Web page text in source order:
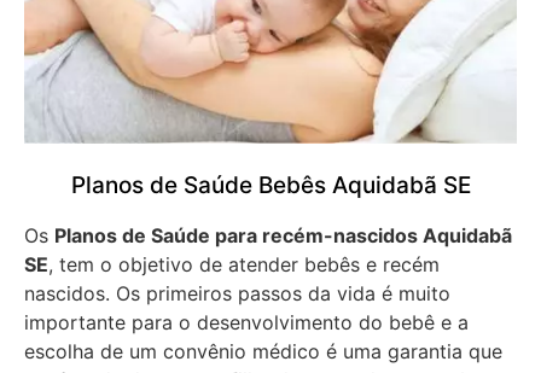
Planos de Saúde Bebês Aquidabã SE
Os Planos de Saúde para recém-nascidos Aquidabã
SE, tem o objetivo de atender bebês e recém
nascidos. Os primeiros passos da vida é muito
importante para o desenvolvimento do bebê e a
escolha de um convênio médico é uma garantia que